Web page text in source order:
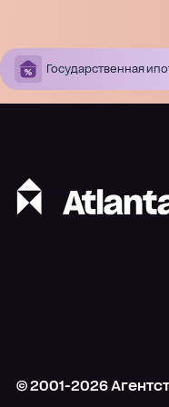
Государственная
© 2001-2026